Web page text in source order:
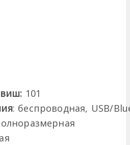
101
: беспроводная, USB/